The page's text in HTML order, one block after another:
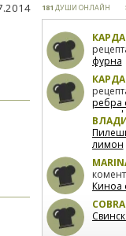
181 ДУШИ ОНЛАЙН
фурна
ребра
лимон
Киноа